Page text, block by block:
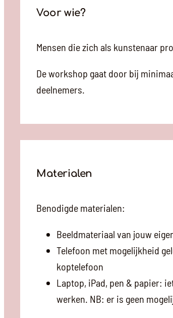
Voor wie?
Mensen die zich als kunstenaar
De workshop gaat door bij
deelnemers.
Materialen
Benodigde materialen:
Beeldmateriaal van jouw
Telefoon met mogelijkheid
koptelefoon
Laptop, iPad, pen & papier:
werken. NB: er is geen